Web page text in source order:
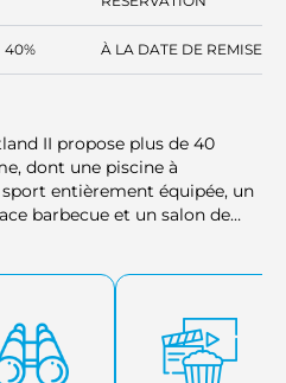
40% À LA DATE DE REMISE
II propose plus de 40
dont une piscine à
entièrement équipée, un
barbecue et un salon de
espaces de loisirs, tels qu'un
de se détendre et de
bordé de jardins
sereine.